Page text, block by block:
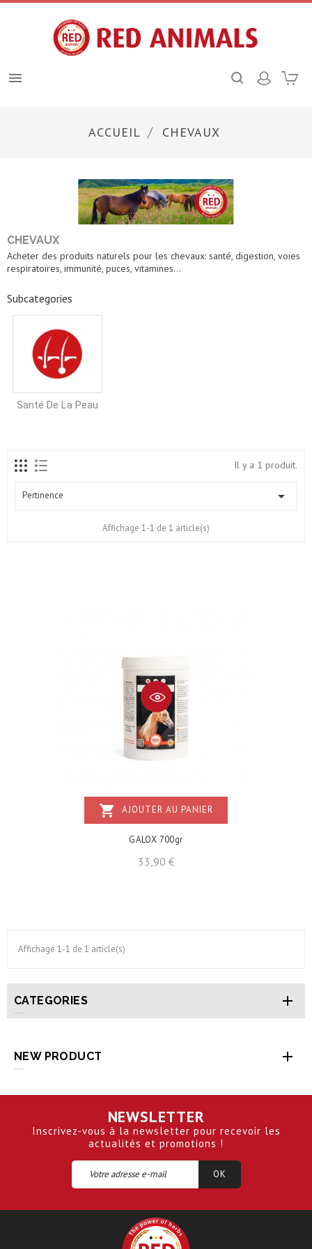

ACCUEIL CHEVAUX
CHEVAUX
Acheter des produits naturels pour les chevaux: santé, digestion, voies
respiratoires, immunité, puces, vitamines...
Subcategories
Santé De La Peau
Il y a 1 produit.
Pertinence 
Affichage 1-1 de 1 article(s)
shopping_cart AJOUTER AU PANIER
GALOX 700gr
33,90 €Prix
Affichage 1-1 de 1 article(s)
CATEGORIES 
NEW PRODUCT 
NEWSLETTER
Inscrivez-vous à la newsletter pour recevoir les
actualités et promotions !